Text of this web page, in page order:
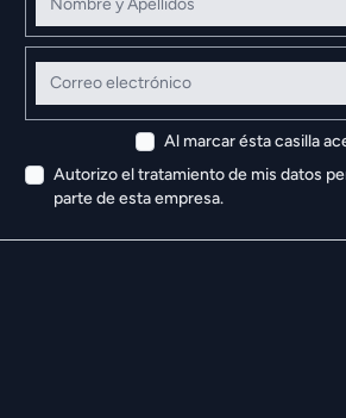
Correo electrónico
Al marcar ésta casilla
Autorizo el tratamiento de mis datos
parte de esta empresa.